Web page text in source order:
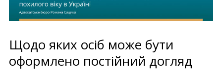
Щодо яких осіб може бути
оформлено постійний догляд